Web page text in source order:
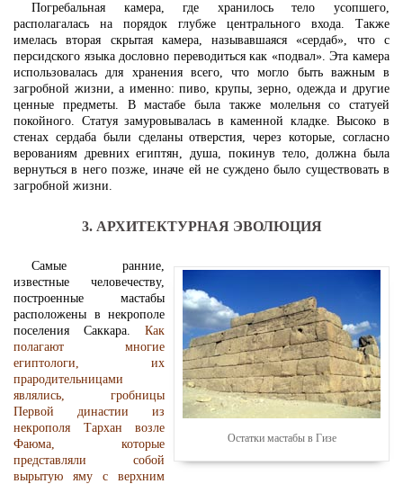
Погребальная камера, где хранилось тело усопшего,
располагалась на порядок глубже центрального входа. Также
имелась вторая скрытая камера, называвшаяся «сердаб», что с
персидского языка дословно переводиться как «подвал». Эта камера
использовалась для хранения всего, что могло быть важным в
загробной жизни, а именно: пиво, крупы, зерно, одежда и другие
ценные предметы. В мастабе была также молельня со статуей
покойного. Статуя замуровывалась в каменной кладке. Высоко в
стенах сердаба были сделаны отверстия, через которые, согласно
верованиям древних египтян, душа, покинув тело, должна была
вернуться в него позже, иначе ей не суждено было существовать в
загробной жизни.
3. АРХИТЕКТУРНАЯ ЭВОЛЮЦИЯ
Остатки мастабы в Гизе
Самые ранние,
известные человечеству,
построенные мастабы
расположены в некрополе
поселения Саккара. Как
полагают многие
египтологи, их
прародительницами
являлись, гробницы
Первой династии из
некрополя Тархан возле
Фаюма, которые
представляли собой
вырытую яму с верхним